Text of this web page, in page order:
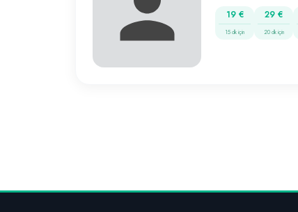
19 €
15 dk için
29 €
20 dk için